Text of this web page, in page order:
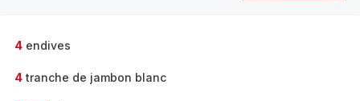
4 endives
4 tranche de jambon blanc